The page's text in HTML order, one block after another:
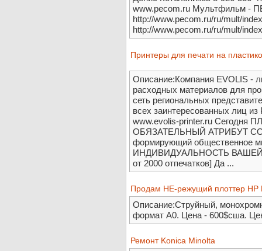
www.pecom.ru Мультфильм -
http://www.pecom.ru/ru/mult/
http://www.pecom.ru/ru/mult/
Принтеры для печати на
Описание:Компания EVOLIS -
расходных материалов для
сеть региональных
всех заинтересованных лиц
www.evolis-printer.ru
ОБЯЗАТЕЛЬНЫЙ АТРИБУТ
формирующий
ИНДИВИДУАЛЬНОСТЬ ВАШЕЙ
от 2000 отпечатков] Да ...
Продам НЕ-режущий плоттер HP
Описание:Струйный,
формат А0. Цена - 600$сша.
Ремонт Konica Minolta